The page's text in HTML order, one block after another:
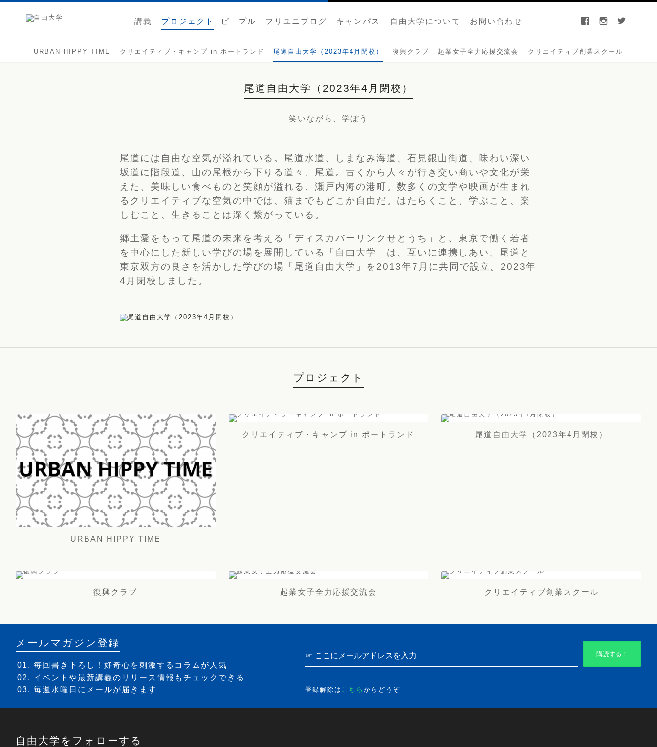
講義 プロジェクト ピープル フリユニブログ キャンパス 自由大学について お問い合わせ facebook instagram twitter
URBAN HIPPY TIME クリエイティブ・キャンプ in ポートランド 尾道自由大学（2023年4月閉校） 復興クラブ 起業女子全力応援交流会 クリエイティブ創業スクール
尾道自由大学（2023年4月閉校）
笑いながら、学ぼう
尾道には自由な空気が溢れている。尾道水道、しまなみ海道、石見銀山街道、味わい深い
坂道に階段道、山の尾根から下りる道々、尾道。古くから人々が行き交い商いや文化が栄
えた、美味しい食べものと笑顔が溢れる、瀬戸内海の港町。数多くの文学や映画が生まれ
るクリエイティブな空気の中では、猫までもどこか自由だ。はたらくこと、学ぶこと、楽
しむこと、生きることは深く繋がっている。
郷土愛をもって尾道の未来を考える「ディスカバーリンクせとうち」と、東京で働く若者
を中心にした新しい学びの場を展開している「自由大学」は、互いに連携しあい、尾道と
東京双方の良さを活かした学びの場「尾道自由大学」を2013年7月に共同で設立。2023年
4月閉校しました。
プロジェクト
URBAN HIPPY TIME
クリエイティブ・キャンプ in ポートランド 尾道自由大学（2023年4月閉校）
復興クラブ 起業女子全力応援交流会 クリエイティブ創業スクール
メールマガジン登録
毎回書き下ろし！好奇心を刺激するコラムが人気
イベントや最新講義のリリース情報もチェックできる
毎週水曜日にメールが届きます
購読する！
登録解除は こちら からどうぞ
自由大学をフォローする